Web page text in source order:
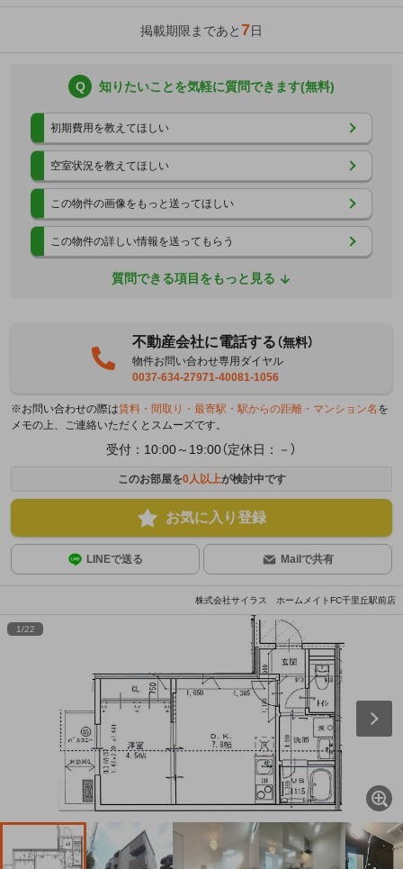
掲載期限まであと7日
Q 知りたいことを気軽に質問できます(無料)
初期費用を教えてほしい
空室状況を教えてほしい
この物件の画像をもっと送ってほしい
この物件の詳しい情報を送ってもらう
質問できる項目をもっと見る
不動産会社に電話する（無料）
物件お問い合わせ専用ダイヤル
0037-634-27971-40081-1056
※お問い合わせの際は賃料・間取り・最寄駅・駅からの距離・マンション名 を
メモの上、ご連絡いただくとスムーズです。
受付：10:00～19:00（定休日：－）
このお部屋を0人以上が検討中です
お気に入り登録
LINEで送る Mailで共有
株式会社サイラス ホームメイトFC千里丘駅前店
1/22